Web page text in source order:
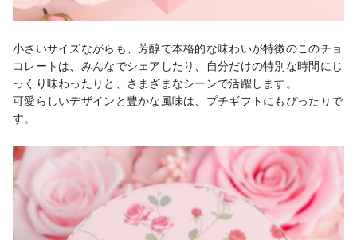
小さいサイズながらも、芳醇で本格的な味わいが特徴のこのチョ
コレートは、みんなでシェアしたり、自分だけの特別な時間にじ
っくり味わったりと、さまざまなシーンで活躍します。
可愛らしいデザインと豊かな風味は、プチギフトにもぴったりで
す。